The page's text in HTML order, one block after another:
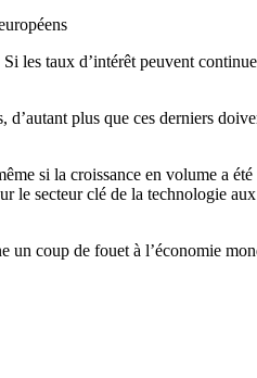
les taux d’intérêt peuvent
plus que ces derniers
si la croissance en volume a
secteur clé de la technologie
un coup de fouet à l’économie